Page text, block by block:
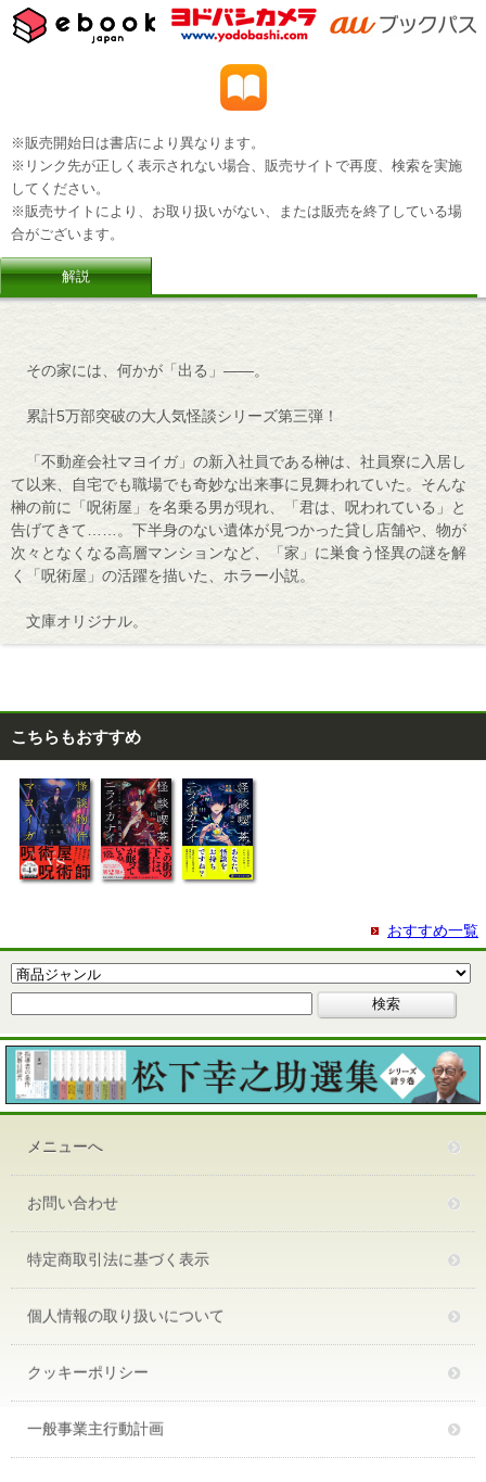
※販売開始日は書店により異なります。
※リンク先が正しく表示されない場合、販売サイトで再度、検索を実施
してください。
※販売サイトにより、お取り扱いがない、または販売を終了している場
合がございます。
解説
その家には、何かが「出る」――。
累計5万部突破の大人気怪談シリーズ第三弾！
「不動産会社マヨイガ」の新入社員である榊は、社員寮に入居し
て以来、自宅でも職場でも奇妙な出来事に見舞われていた。そんな
榊の前に「呪術屋」を名乗る男が現れ、「君は、呪われている」と
告げてきて……。下半身のない遺体が見つかった貸し店舗や、物が
次々となくなる高層マンションなど、「家」に巣食う怪異の謎を解
く「呪術屋」の活躍を描いた、ホラー小説。
文庫オリジナル。
こちらもおすすめ
おすすめ一覧
メニューへ
お問い合わせ
特定商取引法に基づく表示
個人情報の取り扱いについて
クッキーポリシー
一般事業主行動計画